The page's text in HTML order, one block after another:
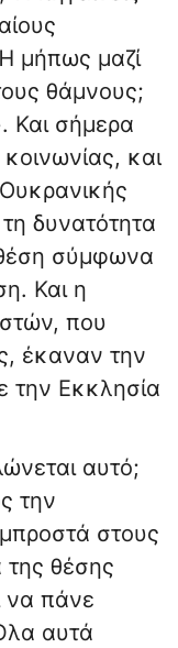
μήπως μαζί
θάμνους;
Και σήμερα
και
δυνατότητα
σύμφωνα
Και η
που
έκαναν την
την Εκκλησία
αυτό;
την
στους
της θέσης
να πάνε
αυτά